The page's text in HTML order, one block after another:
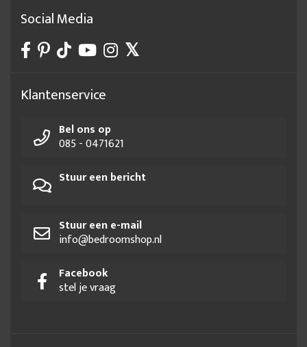
Social Media
Klantenservice
Bel ons op
085 - 0471621
Stuur een bericht
Stuur een e-mail
info@bedroomshop.nl
Facebook
stel je vraag